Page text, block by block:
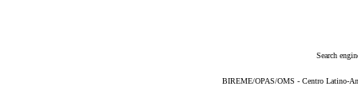
Search
BIREME/OPAS/OMS - Centro Latino-